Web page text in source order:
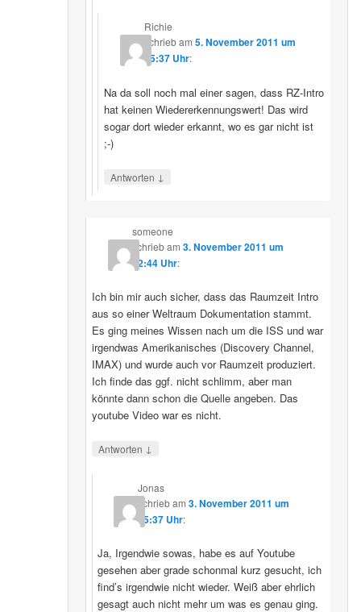
Richie
schriebam 5. November 2011 um
15:37 Uhr:
Na da soll noch mal einer sagen, dass RZ-Intro
hat keinen Wiedererkennungswert! Das wird
sogar dort wieder erkannt, wo es gar nicht ist
;-)
Antworten ↓
someone
schriebam 3. November 2011 um
12:44 Uhr:
Ich bin mir auch sicher, dass das Raumzeit Intro
aus so einer Weltraum Dokumentation stammt.
Es ging meines Wissen nach um die ISS und war
irgendwas Amerikanisches (Discovery Channel,
IMAX) und wurde auch vor Raumzeit produziert.
Ich finde das ggf. nicht schlimm, aber man
könnte dann schon die Quelle angeben. Das
youtube Video war es nicht.
Antworten ↓
Jonas
schriebam3. November 2011 um
15:37 Uhr:
Ja, Irgendwie sowas, habe es auf Youtube
gesehen aber grade schonmal kurz gesucht, ich
find’s irgendwie nicht wieder. Weiß aber ehrlich
gesagt auch nicht mehr um was es genau ging.